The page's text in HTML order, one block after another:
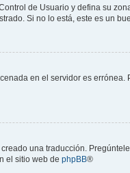
de Usuario y defina su
Si no lo está, este es un
en el servidor es
una traducción.
el sitio web de phpBB®